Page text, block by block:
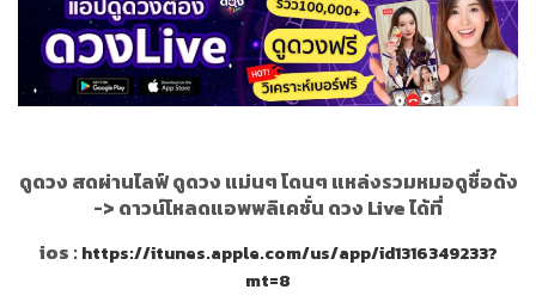
ดูดวง สดผ่านไลฟ์ ดูดวง แม่นๆ โดนๆ แหล่งรวมหมอดูชื่อดัง
-> ดาวน์โหลดแอพพลิเคชั่น ดวง Live ได้ที่
ios :https://itunes.apple.com/us/app/id1316349233?
mt=8